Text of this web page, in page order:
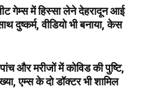
गेम्स में हिस्सा लेने देहरादून आई
दुष्कर्म, वीडियो भी बनाया, केस
और मरीजों में कोविड की पुष्टि,
एम्स के दो डॉक्टर भी शामिल